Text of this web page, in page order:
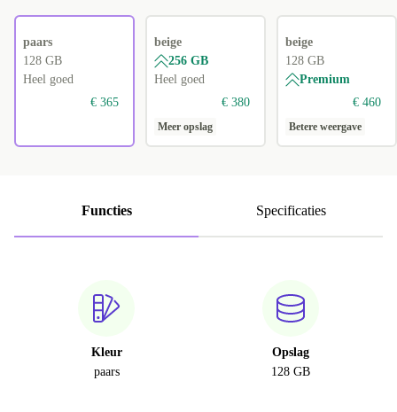
paars
128 GB
Heel goed
€ 365
beige
256 GB
Heel goed
€ 380
Meer opslag
beige
128 GB
Premium
€ 460
Betere weergave
Functies Specificaties
Kleur
paars
Opslag
128 GB